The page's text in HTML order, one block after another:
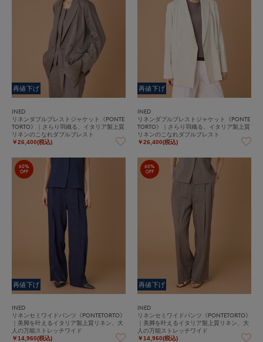
再値下げ
INED
リネンダブルブレストジャケット《PONTE
TORTO》｜さらり羽織る、イタリア製上質
リネンのこなれダブルブレスト
￥26,400(税込)
再値下げ
INED
リネンダブルブレストジャケット《PONTE
TORTO》｜さらり羽織る、イタリア製上質
リネンのこなれダブルブレスト
￥26,400(税込)
60%
OFF
再値下げ
INED
リネンセミワイドパンツ《PONTETORTO》
｜美脚を叶えるイタリア製上質リネン、大
人の万能ストレッチワイド
￥14,960(税込)
60%
OFF
再値下げ
INED
リネンセミワイドパンツ《PONTETORTO》
｜美脚を叶えるイタリア製上質リネン、大
人の万能ストレッチワイド
￥14,960(税込)